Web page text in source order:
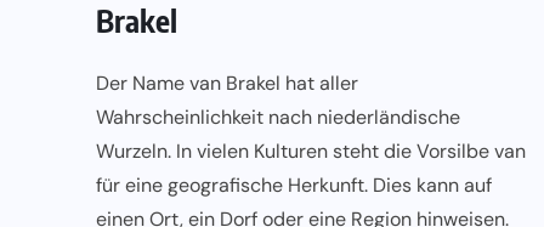
Brakel
Der Name van Brakel hat aller
Wahrscheinlichkeit nach niederländische
Wurzeln. In vielen Kulturen steht die Vorsilbe van
für eine geografische Herkunft. Dies kann auf
einen Ort, ein Dorf oder eine Region hinweisen.